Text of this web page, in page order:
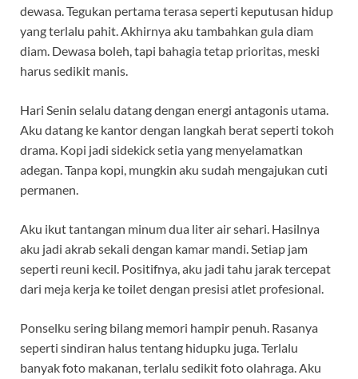
dewasa. Tegukan pertama terasa seperti keputusan hidup
yang terlalu pahit. Akhirnya aku tambahkan gula diam
diam. Dewasa boleh, tapi bahagia tetap prioritas, meski
harus sedikit manis.
Hari Senin selalu datang dengan energi antagonis utama.
Aku datang ke kantor dengan langkah berat seperti tokoh
drama. Kopi jadi sidekick setia yang menyelamatkan
adegan. Tanpa kopi, mungkin aku sudah mengajukan cuti
permanen.
Aku ikut tantangan minum dua liter air sehari. Hasilnya
aku jadi akrab sekali dengan kamar mandi. Setiap jam
seperti reuni kecil. Positifnya, aku jadi tahu jarak tercepat
dari meja kerja ke toilet dengan presisi atlet profesional.
Ponselku sering bilang memori hampir penuh. Rasanya
seperti sindiran halus tentang hidupku juga. Terlalu
banyak foto makanan, terlalu sedikit foto olahraga. Aku